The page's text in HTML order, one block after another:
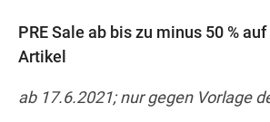
PRE Sale ab bis zu minus 50 %
Artikel
ab 17.6.2021; nur gegen Vorlage